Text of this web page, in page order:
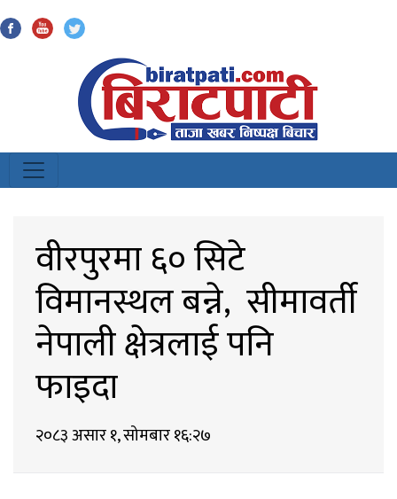
वीरपुरमा ६० सिटे
विमानस्थल बन्ने, सीमावर्ती
नेपाली क्षेत्रलाई पनि
फाइदा
२०८३ असार १, सोमबार १६:२७